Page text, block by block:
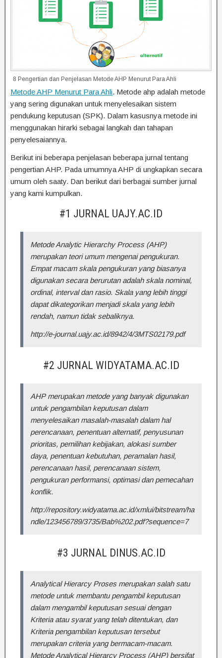
8 Pengertian dan Penjelasan Metode AHP Menurut Para Ahli
Metode AHP Menurut Para Ahli. Metode ahp adalah metode
yang sering digunakan untuk menyelesaikan sistem
pendukung keputusan (SPK). Dalam kasusnya metode ini
menggunakan hirarki sebagai langkah dan tahapan
penyelesaiannya.
Berikut ini beberapa penjelasan beberapa jurnal tentang
pengertian AHP. Pada umumnya AHP di ungkapkan secara
umum oleh saaty. Dan berikut dari berbagai sumber jurnal
yang kami kumpulkan.
#1 JURNAL UAJY.AC.ID
Metode Analytic Hierarchy Process (AHP)
merupakan teori umum mengenai pengukuran.
Empat macam skala pengukuran yang biasanya
digunakan secara berurutan adalah skala nominal,
ordinal, interval dan rasio. Skala yang lebih tinggi
dapat dikategorikan menjadi skala yang lebih
rendah, namun tidak sebaliknya.
http://e-journal.uajy.ac.id/8942/4/3MTS02179.pdf
#2 JURNAL WIDYATAMA.AC.ID
AHP merupakan metode yang banyak digunakan
untuk pengambilan keputusan dalam
menyelesaikan masalah-masalah dalam hal
perencanaan, penentuan alternatif, penyusunan
prioritas, pemilihan kebijakan, alokasi sumber
daya, penentuan kebutuhan, peramalan hasil,
perencanaan hasil, perencanaan sistem,
pengukuran performansi, optimasi dan pemecahan
konflik.
http://repository.widyatama.ac.id/xmlui/bitstream/ha
ndle/123456789/3735/Bab%202.pdf?sequence=7
#3 JURNAL DINUS.AC.ID
Analytical Hierarcy Proses merupakan salah satu
metode untuk membantu pengambil keputusan
dalam mengambil keputusan sesuai dengan
Kriteria atau syarat yang telah ditentukan, dan
Kriteria pengambilan keputusan tersebut
merupakan criteria yang bermacam-macam.
Metode Analytical Hierarcy Process (AHP) bersifat